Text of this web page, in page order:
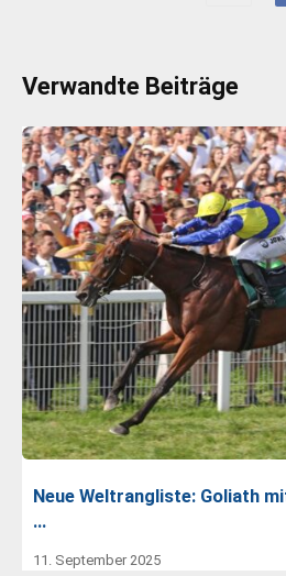
Verwandte Beiträge
Neue Weltrangliste: Goliath
…
11. September 2025